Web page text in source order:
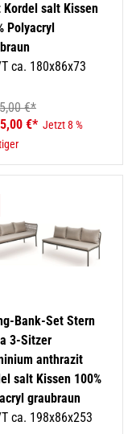
Kordel salt Kissen
Polyacryl
ca. 180x86x73
€*
€* Jetzt 8 %
Bank-Set Stern
3-Sitzer
anthrazit
salt Kissen 100%
graubraun
ca. 198x86x253